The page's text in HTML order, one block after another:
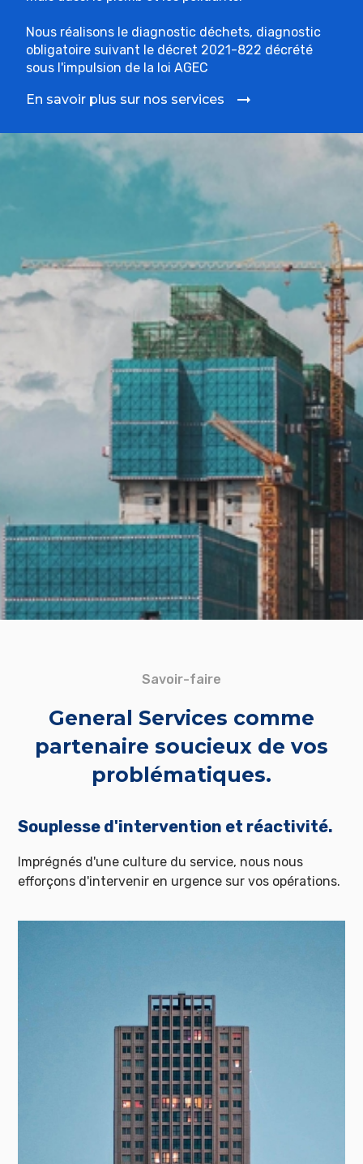
Nous réalisons le diagnostic déchets, diagnostic
obligatoire suivant le décret 2021-822 décrété
sous l'impulsion de la loi AGEC
En savoir plus sur nos services
Savoir-faire
General Services comme
partenaire soucieux de vos
problématiques.
Souplesse d'intervention et réactivité.
Imprégnés d'une culture du service, nous nous
efforçons d'intervenir en urgence sur vos opérations.